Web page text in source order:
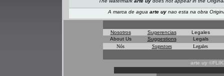
A marca de agua arte uy nao esta na obra
Nosotros Sugerencias
Legales
About Us
Suggestions
Legals
Nós
Sugestoes Legales
arte uy